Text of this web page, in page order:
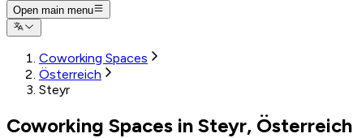
Open main menu
Coworking Spaces
Österreich
Steyr
Coworking Spaces in Steyr, Österreich